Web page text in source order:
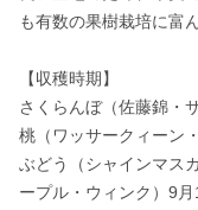
も有数の果樹栽培に富
【収穫時期】
さくらんぼ（佐藤錦・
桃（ワッサークィーン
ぶどう（シャインマス
ープル・ウィンク）9月